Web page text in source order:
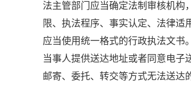
法主管部门应当确定法制审核机构
限、执法程序、事实认定、法律
应当使用统一格式的行政执法
当事人提供送达地址或者同意电
邮寄、委托、转交等方式无法送